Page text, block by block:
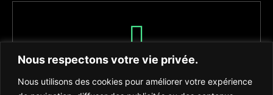
Nous respectons votre vie privée.
Nous utilisons des cookies pour améliorer votre expérience
Recevez les dernières nouvelles de